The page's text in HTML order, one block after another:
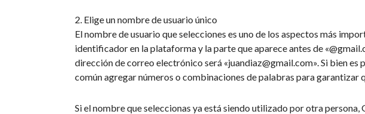
2. Elige un nombre de usuario único
El nombre de usuario que selecciones es uno de los aspectos más
identificador en la plataforma y la parte que aparece antes de
dirección de correo electrónico será «juandiaz@gmail.com». Si bien
común agregar números o combinaciones de palabras para garantizar
Si el nombre que seleccionas ya está siendo utilizado por otra